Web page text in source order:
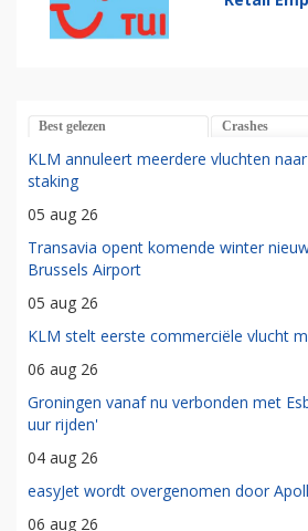
Best gelezen Crashes
KLM annuleert meerdere vluchten
staking
05 aug 26
Transavia opent komende winter
Brussels Airport
05 aug 26
KLM stelt eerste commerciële vlucht
06 aug 26
Groningen vanaf nu verbonden met
uur rijden'
04 aug 26
easyJet wordt overgenomen door
06 aug 26